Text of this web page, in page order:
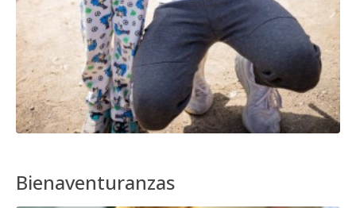
Bienaventuranzas